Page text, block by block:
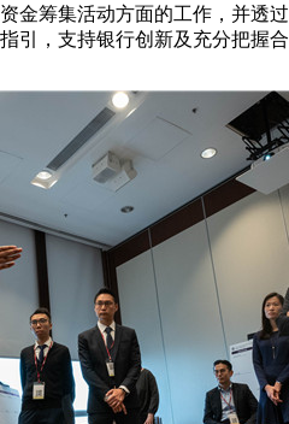
金筹集活动方面的工作，并透过
引，支持银行创新及充分把握合